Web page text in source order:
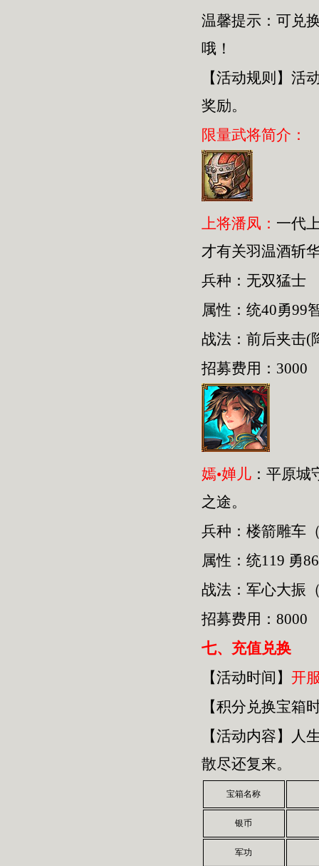
温馨提示：可兑
哦！
【活动规则】活
奖励。
限量武将简介：
上将潘凤： 一代
才有关羽温酒斩
兵种：无双猛士
属性：统40勇99
战法：前后夹击(
招募费用：3000
嫣•婵儿 ：平原
之途。
兵种：楼箭雕车
属性：统119 勇
战法：军心大振
招募费用：8000
七、 充值兑换
【活动时间】 开
【积分兑换宝箱
【活动内容】人
散尽还复来。
宝箱名称
银币
军功